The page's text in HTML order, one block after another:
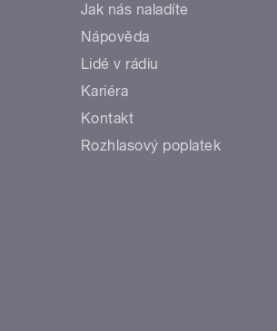
Jak nás naladíte
Nápověda
Lidé v rádiu
Kariéra
Kontakt
Rozhlasový poplatek